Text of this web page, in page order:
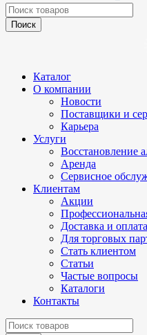
Каталог
О компании
Новости
Поставщики и
Карьера
Услуги
Восстановление
Аренда
Сервисное
Клиентам
Акции
Доставка и оплата
Для торговых
Стать клиентом
Статьи
Частые вопросы
Каталоги
Контакты